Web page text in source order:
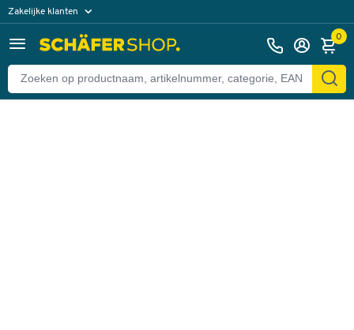
Zakelijke klanten
Particuliere klanten 0
Terug